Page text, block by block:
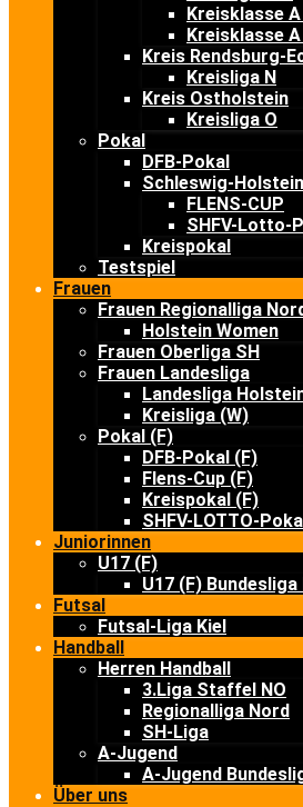
Kreisklasse A
Kreisklasse A
Kreis Rendsburg-
Kreisliga N
Kreis Ostholstein
Kreisliga O
Pokal
DFB-Pokal
Schleswig-
FLENS-CUP
SHFV-Lotto-
Kreispokal
Testspiel
Frauen
Frauen Regionalliga
Holstein Women
Frauen Oberliga SH
Frauen Landesliga
Landesliga
Kreisliga (W)
Pokal (F)
DFB-Pokal (F)
Flens-Cup (F)
Kreispokal (F)
SHFV-LOTTO-
Juniorinnen
U17 (F)
U17 (F) Bundesliga
Futsal
Futsal-Liga Kiel
Handball
Herren Handball
3.Liga Staffel NO
Regionalliga Nord
SH-Liga
A-Jugend
A-Jugend
Über uns